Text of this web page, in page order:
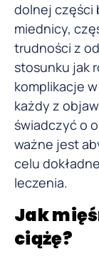
dolnej części
miednicy,
trudności z
stosunku jak
komplikacje
każdy z
świadczyć o
ważne jest
celu
leczenia.
Jak
ciążę?